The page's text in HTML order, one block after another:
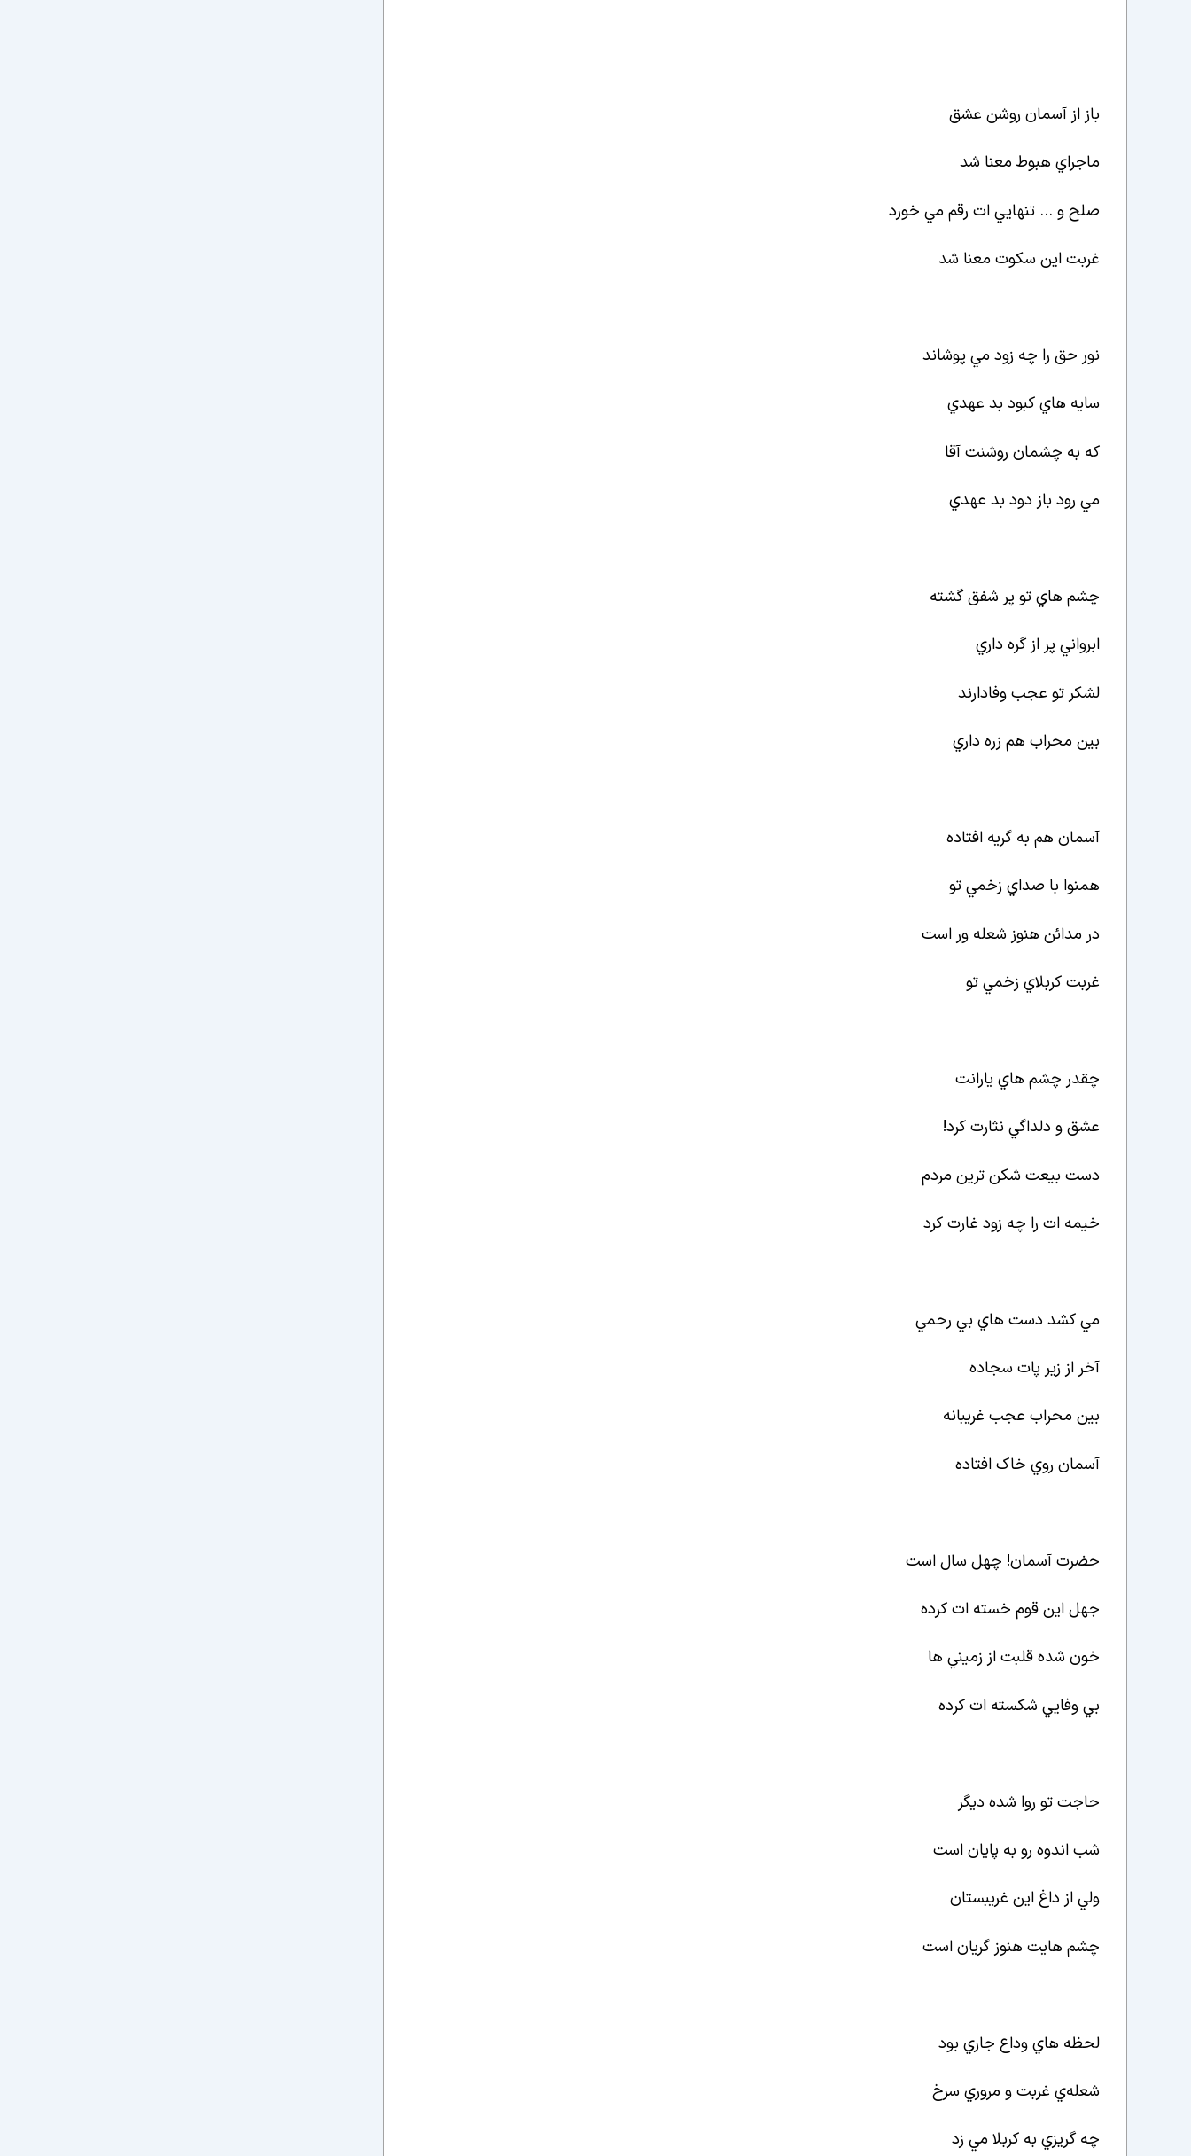
باز از آسمان روشن عشق
ماجراي هبوط معنا شد
صلح و … تنهايي ات رقم مي خورد
غربت اين سکوت معنا شد
نور حق را چه زود مي پوشاند
سايه هاي کبود بد عهدي
که به چشمان روشنت آقا
مي رود باز دود بد عهدي
چشم هاي تو پر شفق گشته
ابرواني پر از گره داري
لشکر تو عجب وفادارند
بين محراب هم زره داري
آسمان هم به گريه افتاده
همنوا با صداي زخمي تو
در مدائن هنوز شعله ور است
غربت کربلاي زخمي تو
چقدر چشم هاي يارانت
عشق و دلداگي نثارت کرد!
دست بيعت شکن ترين مردم
خيمه ات را چه زود غارت کرد
مي کشد دست هاي بي رحمي
آخر از زير پات سجاده
بين محراب عجب غريبانه
آسمان روي خاک افتاده
حضرت آسمان! چهل سال است
جهل اين قوم خسته ات کرده
خون شده قلبت از زميني ها
بي وفايي شکسته ات کرده
حاجت تو روا شده ديگر
شب اندوه رو به پايان است
ولي از داغ اين غريبستان
چشم هايت هنوز گريان است
لحظه هاي وداع جاري بود
شعلهي غربت و مروري سرخ
چه گريزي به کربلا مي زد